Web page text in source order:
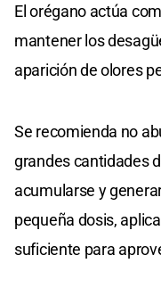
El orégano actúa
mantener los
aparición de olores
Se recomienda no
grandes cantidades
acumularse y
pequeña dosis,
suficiente para